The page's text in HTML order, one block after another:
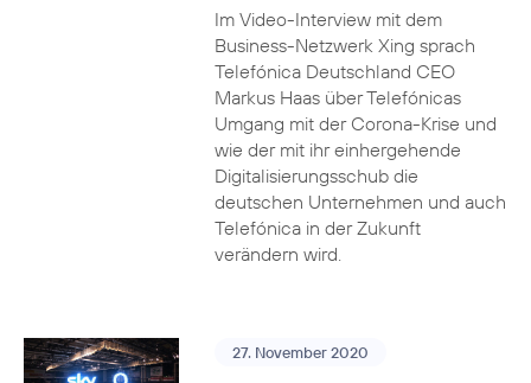
Im Video-Interview mit dem
Business-Netzwerk Xing sprach
Telefónica Deutschland CEO
Markus Haas über Telefónicas
Umgang mit der Corona-Krise und
wie der mit ihr einhergehende
Digitalisierungsschub die
deutschen Unternehmen und auch
Telefónica in der Zukunft
verändern wird.
27. November 2020